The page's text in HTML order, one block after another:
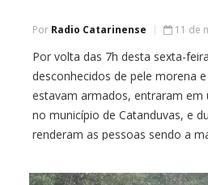
Por Radio Catarinense 11 de
Por volta das 7h desta sexta-
desconhecidos de pele morena
estavam armados, entraram em
no município de Catanduvas, e
renderam as pessoas sendo a
disseram estar a procura de um